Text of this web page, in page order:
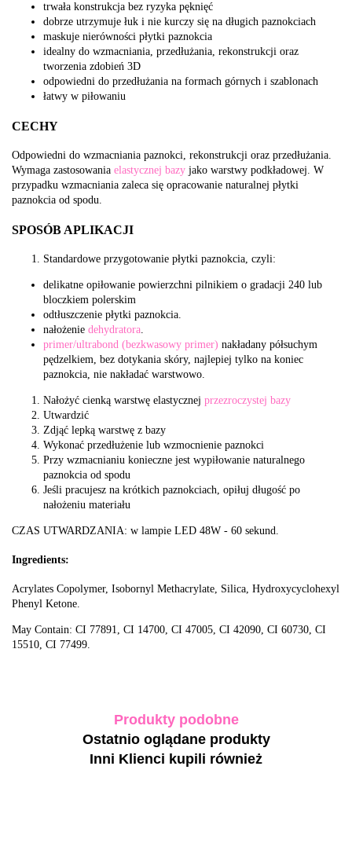
trwała konstrukcja bez ryzyka pęknięć
dobrze utrzymuje łuk i nie kurczy się na długich paznokciach
maskuje nierówności płytki paznokcia
idealny do wzmacniania, przedłużania, rekonstrukcji oraz
tworzenia zdobień 3D
odpowiedni do przedłużania na formach górnych i szablonach
łatwy w piłowaniu
CECHY
Odpowiedni do wzmacniania paznokci, rekonstrukcji oraz przedłużania.
Wymaga zastosowania elastycznej bazy jako warstwy podkładowej. W
przypadku wzmacniania zaleca się opracowanie naturalnej płytki
paznokcia od spodu.
SPOSÓB APLIKACJI
Standardowe przygotowanie płytki paznokcia, czyli:
delikatne opiłowanie powierzchni pilnikiem o gradacji 240 lub
bloczkiem polerskim
odtłuszczenie płytki paznokcia.
nałożenie dehydratora
primer/ultrabond (bezkwasowy primer) nakładany półsuchym
pędzelkiem, bez dotykania skóry, najlepiej tylko na koniec
paznokcia, nie nakładać warstwowo.
Nałożyć cienką warstwę elastycznej przezroczystej bazy
Utwardzić
Zdjąć lepką warstwę z bazy
Wykonać przedłużenie lub wzmocnienie paznokci
Przy wzmacnianiu konieczne jest wypiłowanie naturalnego
paznokcia od spodu
Jeśli pracujesz na krótkich paznokciach, opiłuj długość po
nałożeniu materiału
CZAS UTWARDZANIA: w lampie LED 48W - 60 sekund.
Ingredients:
Acrylates Copolymer, Isobornyl Methacrylate, Silica, Hydroxycyclohexyl
Phenyl Ketone.
May Contain: CI 77891, CI 14700, CI 47005, CI 42090, CI 60730, CI
15510, CI 77499.
Produkty podobne
Ostatnio oglądane produkty
Inni Klienci kupili również